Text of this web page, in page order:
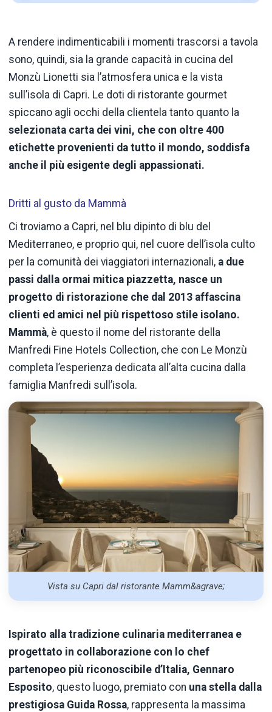
A rendere indimenticabili i momenti trascorsi a tavola
sono, quindi, sia la grande capacità in cucina del
Monzù Lionetti sia l’atmosfera unica e la vista
sull’isola di Capri. Le doti di ristorante gourmet
spiccano agli occhi della clientela tanto quanto la
selezionata carta dei vini, che con oltre 400
etichette provenienti da tutto il mondo, soddisfa
anche il più esigente degli appassionati.
Dritti al gusto da Mammà
Ci troviamo a Capri, nel blu dipinto di blu del
Mediterraneo, e proprio qui, nel cuore dell’isola culto
per la comunità dei viaggiatori internazionali, a due
passi dalla ormai mitica piazzetta, nasce un
progetto di ristorazione che dal 2013 affascina
clienti ed amici nel più rispettoso stile isolano.
Mammà, è questo il nome del ristorante della
Manfredi Fine Hotels Collection, che con Le Monzù
completa l’esperienza dedicata all’alta cucina dalla
famiglia Manfredi sull’isola.
Vista su Capri dal ristorante Mamm&agrave;
Ispirato alla tradizione culinaria mediterranea e
progettato in collaborazione con lo chef
partenopeo più riconoscibile d’Italia, Gennaro
Esposito, questo luogo, premiato con una stella dalla
prestigiosa Guida Rossa, rappresenta la massima